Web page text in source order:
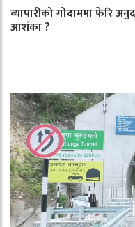
व्यापारीको गोदाममा फेरि
आशंका ?